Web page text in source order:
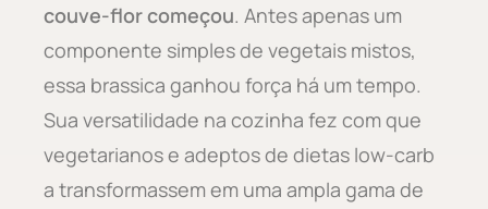
couve-flor começou. Antes apenas um
componente simples de vegetais mistos,
essa brassica ganhou força há um tempo.
Sua versatilidade na cozinha fez com que
vegetarianos e adeptos de dietas low-carb
a transformassem em uma ampla gama de